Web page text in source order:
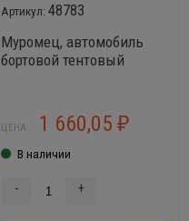
48783
Муромец, автомобиль
бортовой тентовый
ЦЕНА: 1 660,05 ₽
В наличии
- +